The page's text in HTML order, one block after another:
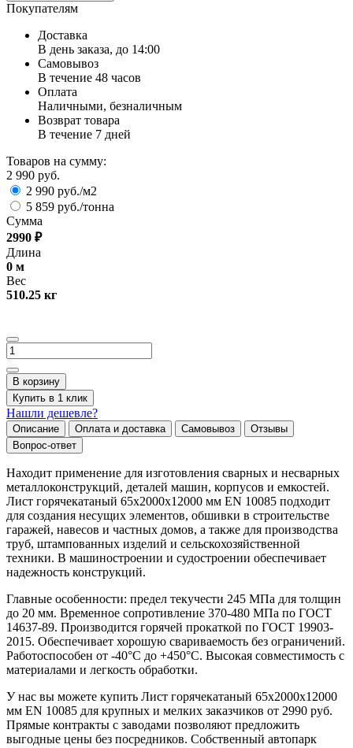
Покупателям
Доставка
В день заказа, до 14:00
Самовывоз
В течение 48 часов
Оплата
Наличными, безналичным
Возврат товара
В течение 7 дней
Товаров на сумму:
2 990 руб.
2 990 руб./м2
5 859 руб./тонна
Сумма
2990 ₽
Длина
0 м
Вес
510.25 кг
В корзину
Купить в 1 клик
Нашли дешевле?
Описание Оплата и доставка Самовывоз
Отзывы
Вопрос-ответ
Находит применение для изготовления сварных и несварных
металлоконструкций, деталей машин, корпусов и емкостей.
Лист горячекатаный 65х2000х12000 мм EN 10085 подходит
для создания несущих элементов, обшивки в строительстве
гаражей, навесов и частных домов, а также для производства
труб, штампованных изделий и сельскохозяйственной
техники. В машиностроении и судостроении обеспечивает
надежность конструкций.
Главные особенности: предел текучести 245 МПа для толщин
до 20 мм. Временное сопротивление 370-480 МПа по ГОСТ
14637-89. Производится горячей прокаткой по ГОСТ 19903-
2015. Обеспечивает хорошую свариваемость без ограничений.
Работоспособен от -40°C до +450°C. Высокая совместимость с
материалами и легкость обработки.
У нас вы можете купить Лист горячекатаный 65х2000х12000
мм EN 10085 для крупных и мелких заказчиков от 2990 руб.
Прямые контракты с заводами позволяют предложить
выгодные цены без посредников. Собственный автопарк